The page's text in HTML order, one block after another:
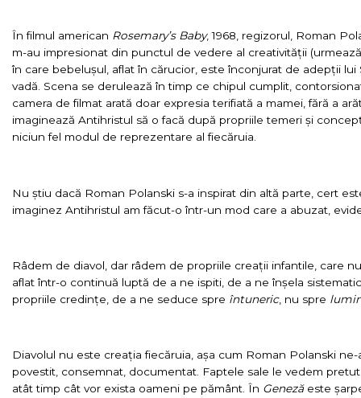
În filmul american Rosemary’s Baby, 1968, regizorul, Roman
m-au impresionat din punctul de vedere al creativității
în care bebelușul, aflat în cărucior, este înconjurat de adepții lui
vadă. Scena se derulează în timp ce chipul cumplit,
camera de filmat arată doar expresia terifiată a mamei, fără a
imaginează Antihristul să o facă după propriile temeri și
niciun fel modul de reprezentare al fiecăruia.
Nu știu dacă Roman Polanski s-a inspirat din altă parte, cert
imaginez Antihristul am făcut-o într-un mod care a abuzat,
Râdem de diavol, dar râdem de propriile creații infantile, care
aflat într-o continuă luptă de a ne ispiti, de a ne înșela
propriile credințe, de a ne seduce spre întuneric, nu spre
Diavolul nu este creația fiecăruia, așa cum Roman Polanski
povestit, consemnat, documentat. Faptele sale le vedem
atât timp cât vor exista oameni pe pământ. În Genezăeste